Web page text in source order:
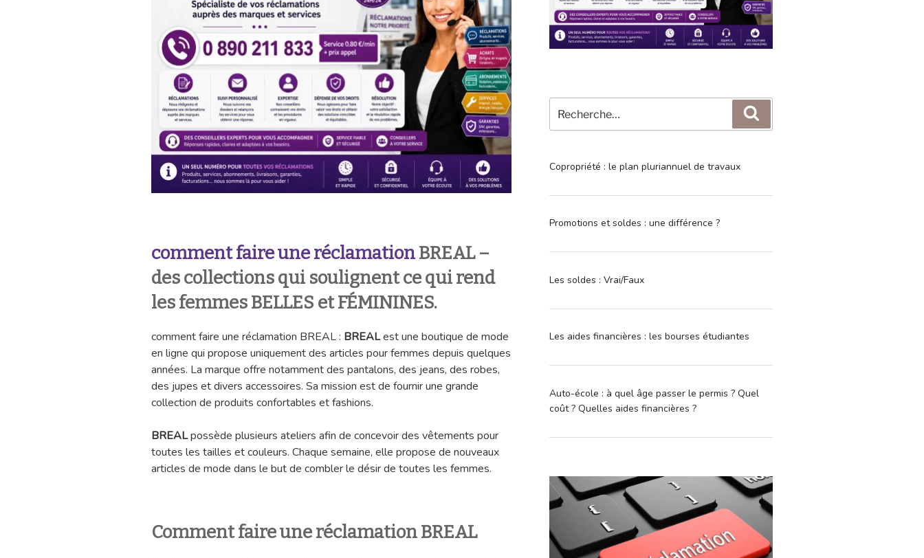
comment faire une réclamationBREAL –
des collections qui soulignent ce qui rend
les femmes BELLES et FÉMININES.
comment faire une réclamation BREAL : BREALest une boutique de mode
en ligne qui propose uniquement des articles pour femmes depuis quelques
années. La marque offre notamment des pantalons, des jeans, des robes,
des jupes et divers accessoires. Sa mission est de fournir une grande
collection de produits confortables et fashions.
BREALpossède plusieurs ateliers afin de concevoir des vêtements pour
toutes les tailles et couleurs. Chaque semaine, elle propose de nouveaux
articles de mode dans le but de combler le désir de toutes les femmes.
Comment faire une réclamation BREAL
pour
:
Copropriété : le plan pluriannuel de travaux
Promotions et soldes : une différence ?
Les soldes : Vrai/Faux
Les aides financières : les bourses étudiantes
Auto-école : à quel âge passer le permis ? Quel
coût ? Quelles aides financières ?